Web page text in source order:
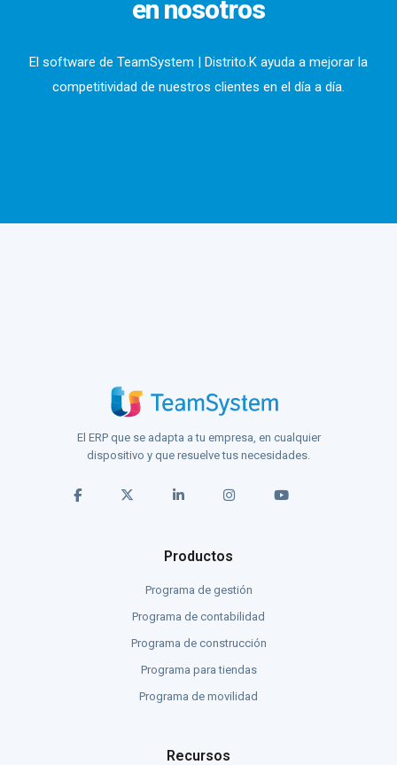
en nosotros
El software de TeamSystem | Distrito.K ayuda a mejorar la
competitividad de nuestros clientes en el día a día.
El ERP que se adapta a tu empresa, en cualquier
dispositivo y que resuelve tus necesidades.
Productos
Programa de gestión
Programa de contabilidad
Programa de construcción
Programa para tiendas
Programa de movilidad
Recursos